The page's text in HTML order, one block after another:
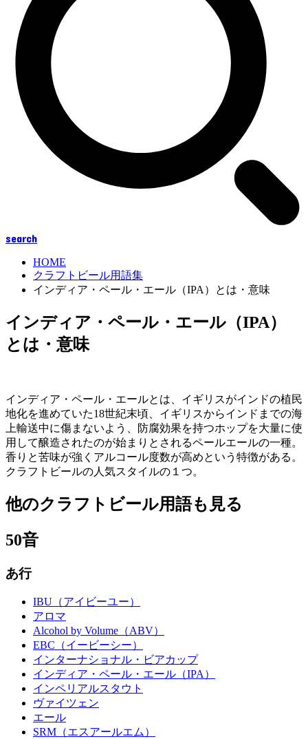
search
HOME
クラフトビール用語集
インディア・ペール・エール（IPA）とは・意味
インディア・ペール・エール（IPA）
とは・意味
インディア・ペール・エールとは、イギリスがインドの植民
地化を進めていた18世紀末頃、イギリスからインドまでの海
上輸送中に傷まないよう、防腐効果を持つホップを大量に使
用して醸造されたのが始まりとされるペールエールの一種。
香りと苦味が強くアルコール度数が高めという特徴がある。
クラフトビールの人気スタイルの１つ。
他のクラフトビール用語も見る
50音
あ行
IBU（アイビーユー）
アロマ
Alcohol by Volume（ABV）
EBC（イービーシー）
インターナショナル・ビアカップ
インディア・ペール・エール（IPA）
インペリアルスタウト
ヴァイツェン
エール
SRM（エスアールエム）